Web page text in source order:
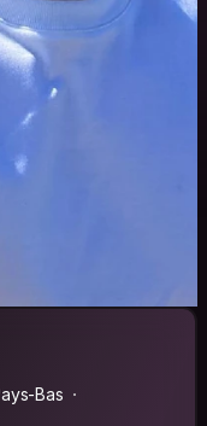
Bas